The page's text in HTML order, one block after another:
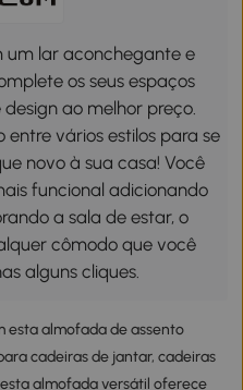
um lar aconchegante e
os seus espaços
ao melhor preço.
entre vários estilos para se
novo à sua casa! Você
funcional adicionando
a sala de estar, o
cômodo que você
alguns cliques.
esta almofada de assento
cadeiras de jantar, cadeiras
almofada versátil oferece